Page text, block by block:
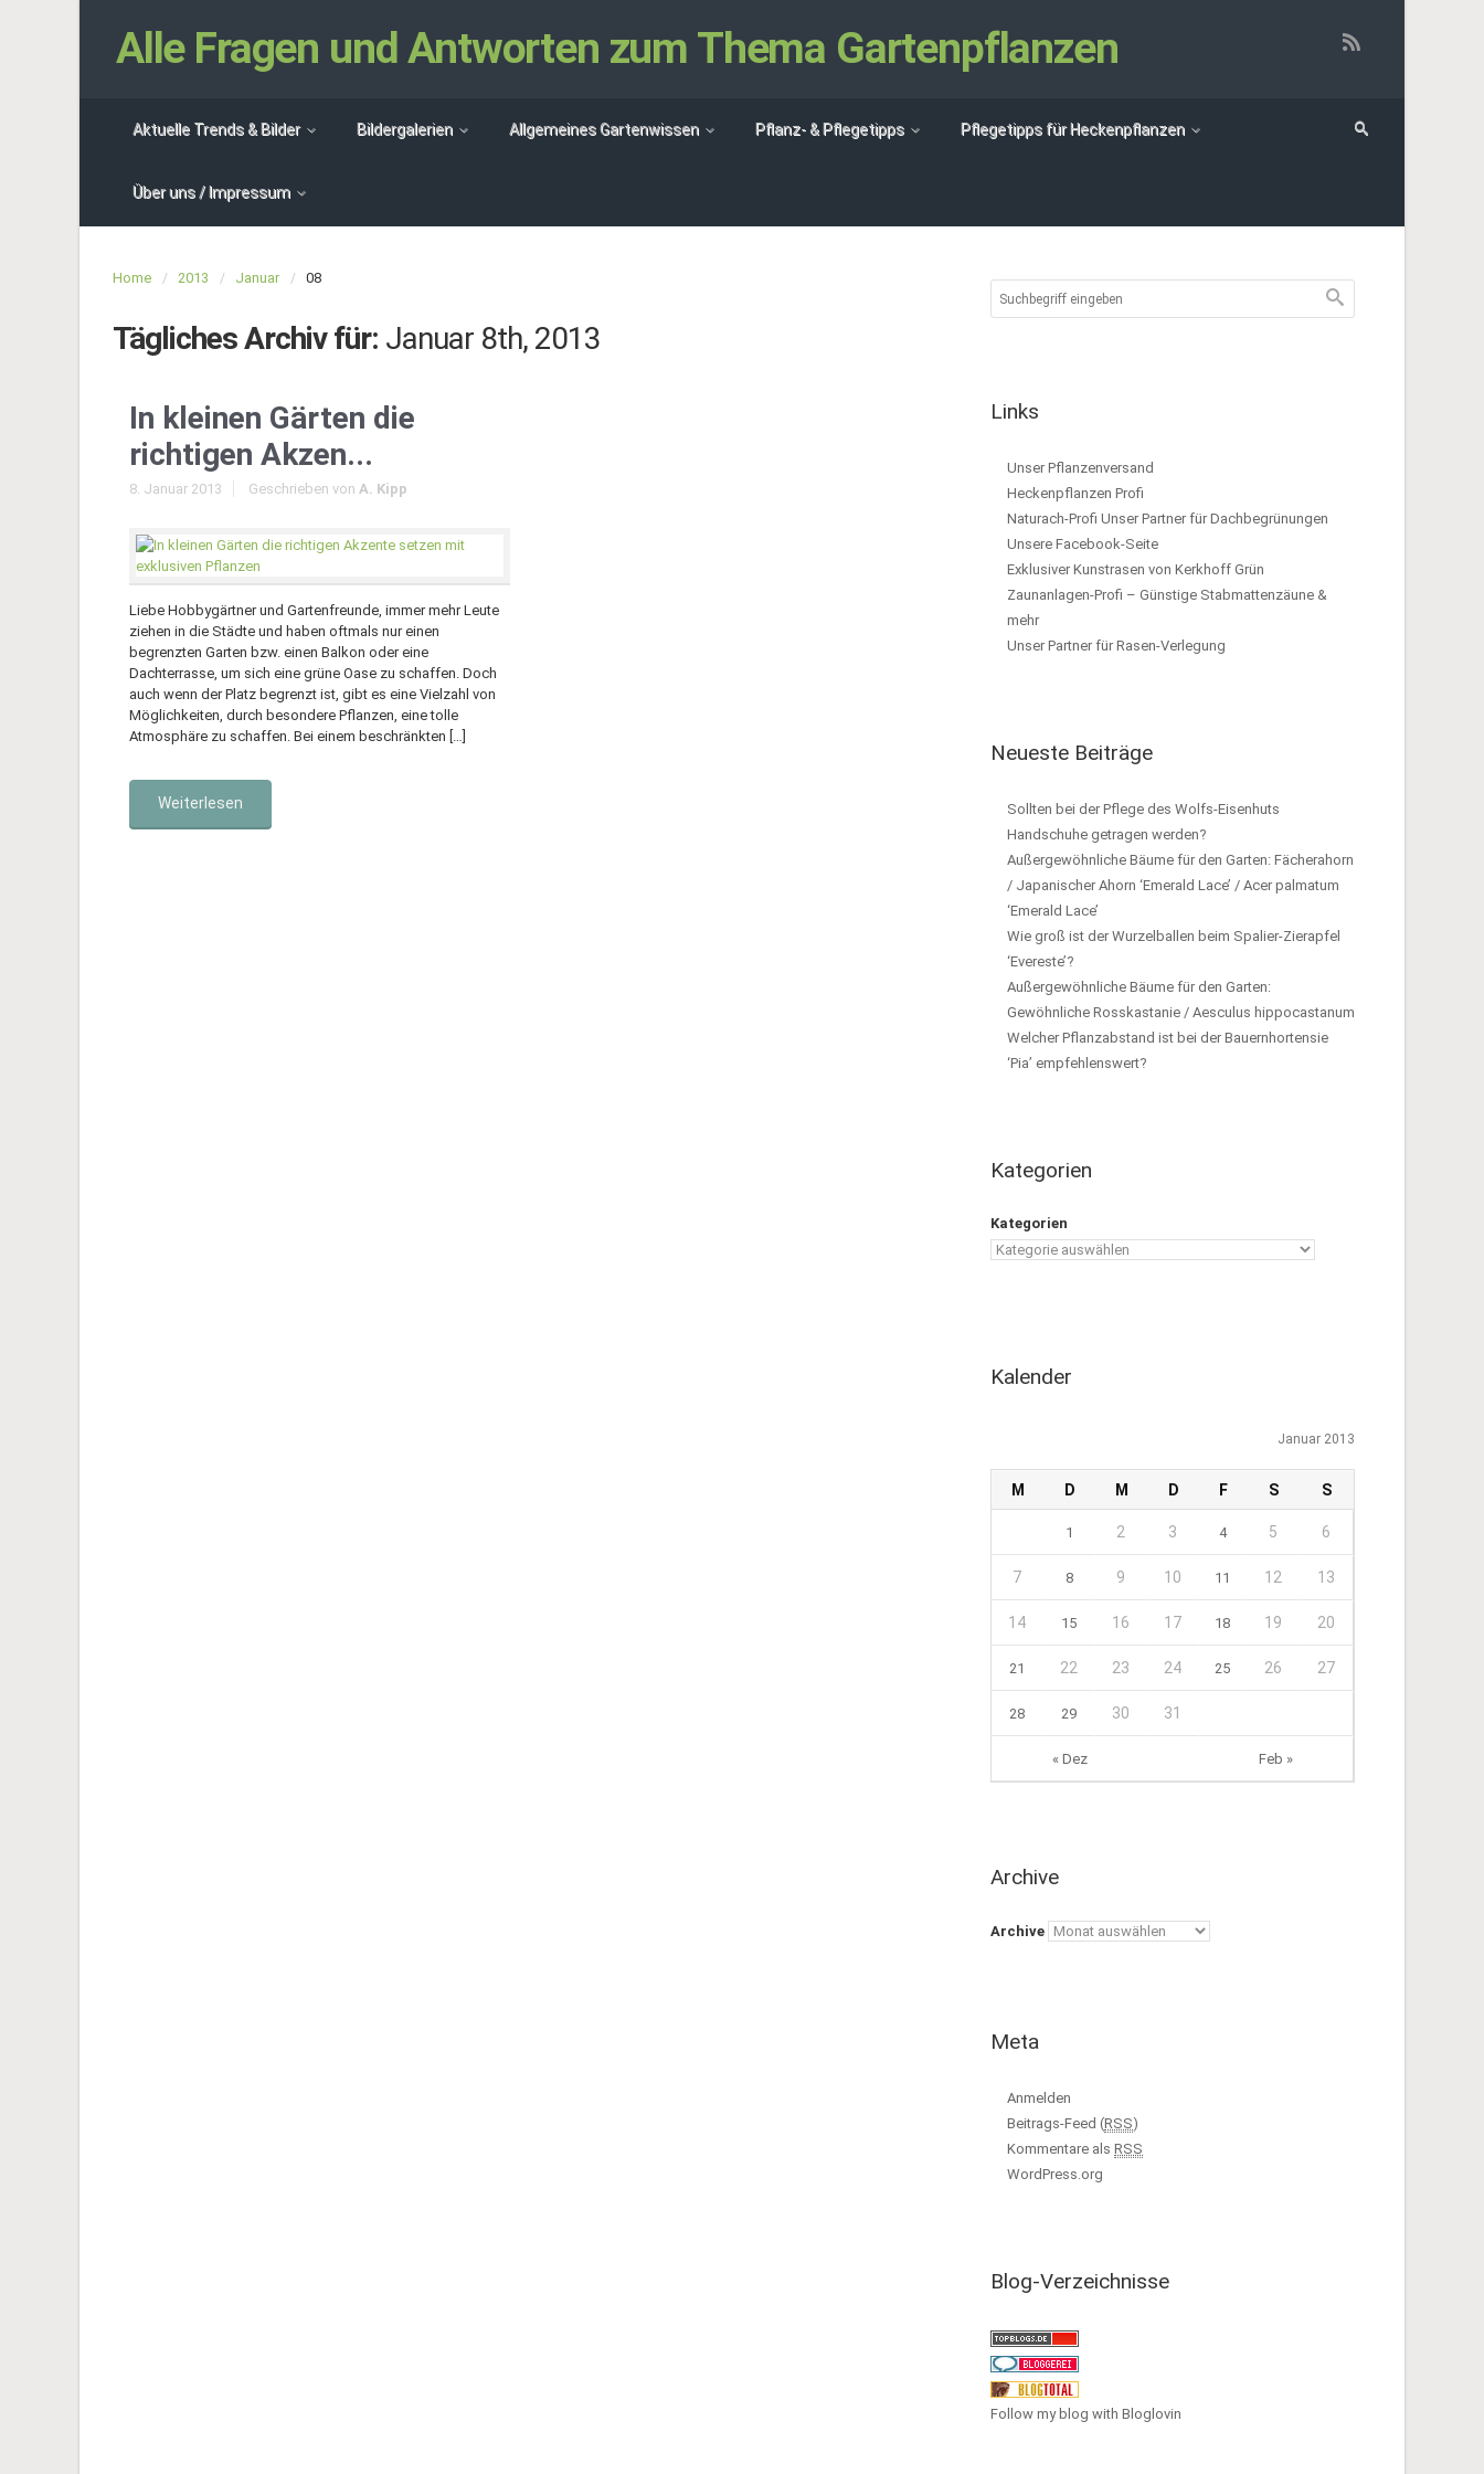
Alle Fragen und Antworten zum Thema Gartenpflanzen
Aktuelle Trends & Bilder Bildergalerien Allgemeines Gartenwissen Pflanz- & Pflegetipps Pflegetipps für Heckenpflanzen
Über uns / Impressum
Home 2013 Januar 08
Tägliches Archiv für: Januar 8th, 2013
In kleinen Gärten die
richtigen Akzen...
8. Januar 2013 Geschrieben von A. Kipp
Liebe Hobbygärtner und Gartenfreunde, immer mehr Leute
ziehen in die Städte und haben oftmals nur einen
begrenzten Garten bzw. einen Balkon oder eine
Dachterrasse, um sich eine grüne Oase zu schaffen. Doch
auch wenn der Platz begrenzt ist, gibt es eine Vielzahl von
Möglichkeiten, durch besondere Pflanzen, eine tolle
Atmosphäre zu schaffen. Bei einem beschränkten […]
Weiterlesen
Links
Unser Pflanzenversand
Heckenpflanzen Profi
Naturach-Profi Unser Partner für Dachbegrünungen
Unsere Facebook-Seite
Exklusiver Kunstrasen von Kerkhoff Grün
Zaunanlagen-Profi – Günstige Stabmattenzäune &
mehr
Unser Partner für Rasen-Verlegung
Neueste Beiträge
Sollten bei der Pflege des Wolfs-Eisenhuts
Handschuhe getragen werden?
Außergewöhnliche Bäume für den Garten: Fächerahorn
/ Japanischer Ahorn ‘Emerald Lace’ / Acer palmatum
‘Emerald Lace’
Wie groß ist der Wurzelballen beim Spalier-Zierapfel
‘Evereste’?
Außergewöhnliche Bäume für den Garten:
Gewöhnliche Rosskastanie / Aesculus hippocastanum
Welcher Pflanzabstand ist bei der Bauernhortensie
‘Pia’ empfehlenswert?
Kategorien
Kategorien
Kalender
Januar 2013
M D M D F S S
« Dez Feb »
1 2 3 4 5 6
7 8 9 10 11 12 13
14 15 16 17 18 19 20
21 22 23 24 25 26 27
28 29 30 31
Archive
Archive
Meta
Anmelden
Beitrags-Feed (RSS)
Kommentare als RSS
WordPress.org
Blog-Verzeichnisse
Follow my blog with Bloglovin